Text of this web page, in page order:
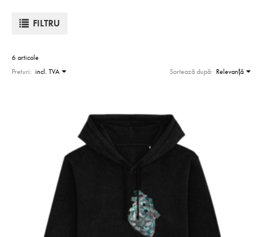
FILTRU
6 articole
Preturi: incl. TVA Sortează după: Relevanţă